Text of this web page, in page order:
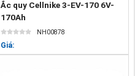
Ắc quy Cellnike 3-EV-170 6V-
170Ah
NH00878
Giá: